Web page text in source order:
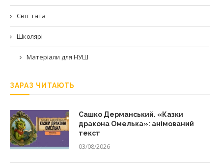
Світ тата
Школярі
Матеріали для НУШ
ЗАРАЗ ЧИТАЮТЬ
Сашко Дерманський. «Казки
дракона Омелька»: анімований
текст
03/08/2026